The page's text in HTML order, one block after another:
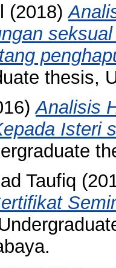
(2018)
thesis,
Analisis
Isteri
Taufiq